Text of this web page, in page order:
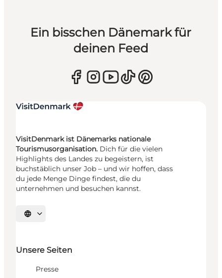
Ein bisschen Dänemark für
deinen Feed
VisitDenmark ist Dänemarks nationale
Tourismusorganisation. Dich für die vielen
Highlights des Landes zu begeistern, ist
buchstäblich unser Job – und wir hoffen, dass
du jede Menge Dinge findest, die du
unternehmen und besuchen kannst.
Sprache auswählen
Unsere Seiten
Presse